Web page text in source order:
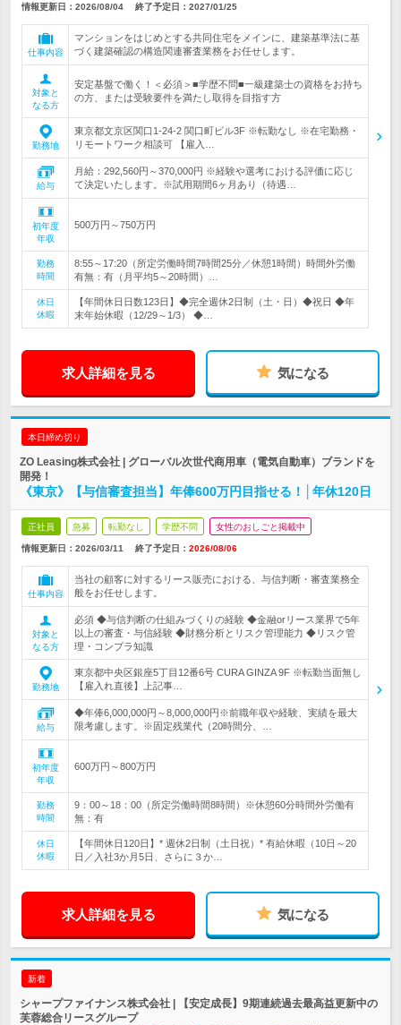
情報更新日：2026/08/04 終了予定日： 2027/01/25
仕事内容
マンションをはじめとする共同住宅をメインに、建築基準法に基
づく建築確認の構造関連審査業務をお任せします。
対象と
なる方
安定基盤で働く！＜必須＞■学歴不問■一級建築士の資格をお持ち
の方、または受験要件を満たし取得を目指す方
勤務地
東京都文京区関口1-24-2 関口町ビル3F ※転勤なし ※在宅勤務・
リモートワーク相談可 【雇入…
給与
月給：292,560円～370,000円 ※経験や選考における評価に応じ
て決定いたします。※試用期間6ヶ月あり（待遇…
初年度
年収
500万円～750万円
勤務
時間
8:55～17:20（所定労働時間7時間25分／休憩1時間）時間外労働
有無：有（月平均5～20時間）…
休日
休暇
【年間休日日数123日】◆完全週休2日制（土・日）◆祝日 ◆年
末年始休暇（12/29～1/3） ◆…
求人詳細を見る 気になる
本日締め切り
ZO Leasing株式会社 | グローバル次世代商用車（電気自動車）ブランドを
開発！
《東京》【与信審査担当】年俸600万円目指せる！│年休120日
正社員 急募 転勤なし 学歴不問 女性のおしごと掲載中
情報更新日：2026/03/11 終了予定日： 2026/08/06
仕事内容
当社の顧客に対するリース販売における、与信判断・審査業務全
般をお任せします。
対象と
なる方
必須 ◆与信判断の仕組みづくりの経験 ◆金融orリース業界で5年
以上の審査・与信経験 ◆財務分析とリスク管理能力 ◆リスク管
理・コンプラ知識
勤務地
東京都中央区銀座5丁目12番6号 CURA GINZA 9F ※転勤当面無し
【雇入れ直後】上記事…
給与
◆年俸6,000,000円～8,000,000円※前職年収や経験、実績を最大
限考慮します。※固定残業代（20時間分、…
初年度
年収
600万円～800万円
勤務
時間
9：00～18：00（所定労働時間8時間）※休憩60分時間外労働有
無：有
休日
休暇
【年間休日120日】* 週休2日制（土日祝）* 有給休暇（10日～20
日／入社3か月5日、さらに３か…
求人詳細を見る 気になる
新着
シャープファイナンス株式会社 | 【安定成長】9期連続過去最高益更新中の
芙蓉総合リースグループ